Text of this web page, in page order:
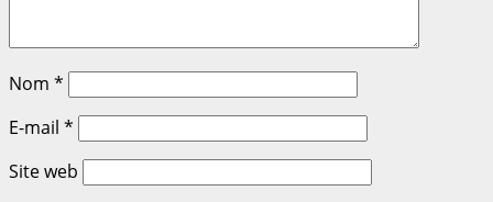
Nom *
E-mail *
Site web